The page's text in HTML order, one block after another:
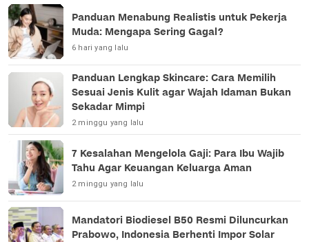
Panduan Menabung Realistis untuk Pekerja
Muda: Mengapa Sering Gagal?
6 hari yang lalu
Panduan Lengkap Skincare: Cara Memilih
Sesuai Jenis Kulit agar Wajah Idaman Bukan
Sekadar Mimpi
2 minggu yang lalu
7 Kesalahan Mengelola Gaji: Para Ibu Wajib
Tahu Agar Keuangan Keluarga Aman
2 minggu yang lalu
Mandatori Biodiesel B50 Resmi Diluncurkan
Prabowo, Indonesia Berhenti Impor Solar